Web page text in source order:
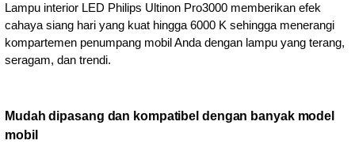
Lampu interior LED Philips Ultinon Pro3000 memberikan efek
cahaya siang hari yang kuat hingga 6000 K sehingga menerangi
kompartemen penumpang mobil Anda dengan lampu yang terang,
seragam, dan trendi.
Mudah dipasang dan kompatibel dengan banyak model
mobil